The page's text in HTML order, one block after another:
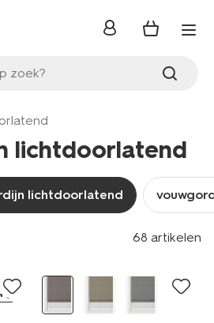
zoek?
inloggen
lichtdoorlatend
lichtdoorlatend
68 artikelen
+6